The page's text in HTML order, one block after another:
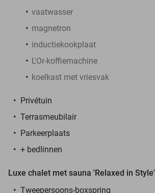
vaatwasser
magnetron
inductiekookplaat
L'Or-koffiemachine
koelkast met vriesvak
Privétuin
Terrasmeubilair
Parkeerplaats
+ bedlinnen
Luxe chalet met sauna 'Relaxed in Style'
Tweepersoons-boxspring